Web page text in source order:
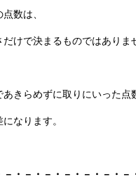
数は、
けで決まるものではありま
きらめずに取りにいった点
なります。
－・－・－・－・－・－・